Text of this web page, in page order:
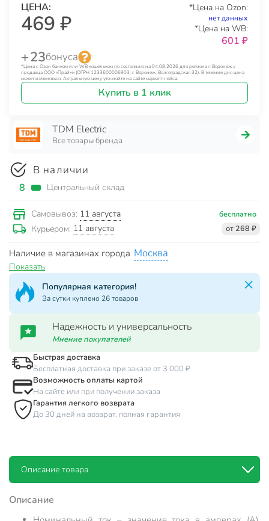
ЦЕНА:
469 ₽
*Цена на Ozon:
нет данных
*Цена на WB:
601 ₽
+ 23бонуса
*Цена с Озон банком или WB кошельком по состоянию на 04.08.2026 для региона г. Воронеж у
продавца ООО «Прайм» (ОГРН 1233600006903, г. Воронеж, Волгоградская 32). В течение дня цена
может изменяться. Актуальную цену уточняйте на сайте маркетплейса.
Купить в 1 клик
TDM Electric
Все товары бренда
В наличии
8 Центральный склад
Самовывоз: 11 августа бесплатно
Курьером: 11 августа от 268 ₽
Наличие в магазинах города Москва
Показать
Популярная категория!
За сутки куплено 26 товаров
Надежность и универсальность
Мнение покупателей
Быстрая доставка
Бесплатная доставка при заказе от 3 000 ₽
Возможность оплаты картой
На сайте или при получении заказа
Гарантия легкого возврата
До 30 дней на возврат, полная гарантия
Описание товара
Описание